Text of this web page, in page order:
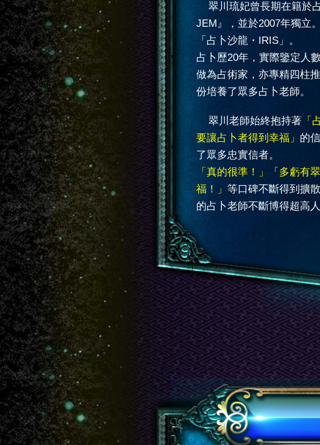
翠川琉妃曾長期在籍於
JEM』，並於2007年獨立
「占卜沙龍・IRIS」。
占卜歷20年，實際鑒定人
做為占術家，亦專精四柱
份培養了眾多占卜老師。
翠川老師始終抱持著 「
要讓占卜者得到幸福」 的
了眾多忠實信者。
「真的很準！」「多虧有
福！」 等口碑不斷得到擴
的占卜老師不斷博得超高人